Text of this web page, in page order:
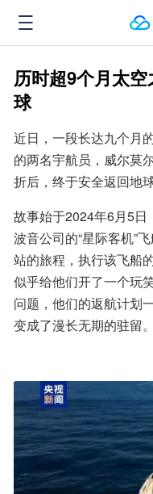
历时超9个月太
球
近日，一段长达九个月
的两名宇航员，威尔莫
折后，终于安全返回地球
故事始于2024年6月5日
波音公司的“星际客机”
站的旅程，执行该飞船
似乎给他们开了一个玩
问题，他们的返航计划
变成了漫长无期的驻留。